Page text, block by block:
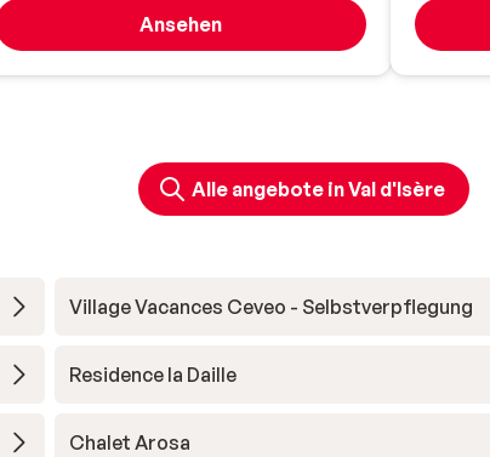
Ansehen
Alle angebote in Val d'Isère
Village Vacances Ceveo - Selbstverpflegung
Residence la Daille
Chalet Arosa